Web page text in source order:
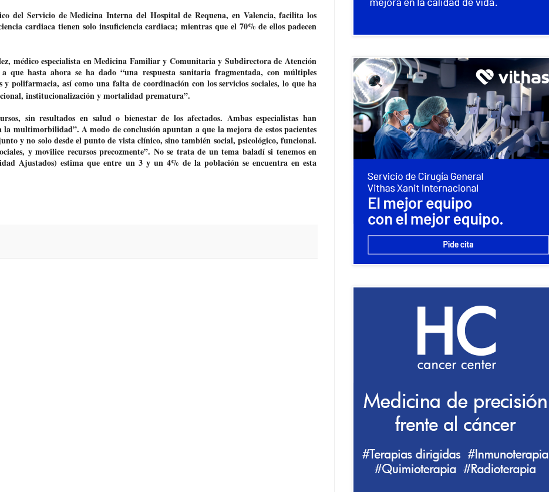
del Servicio de Medicina Interna del Hospital de Requena, en Valencia, facilita los
cardiaca tienen solo insuficiencia cardiaca; mientras que el 70% de ellos padecen
médico especialista en Medicina Familiar y Comunitaria y Subdirectora de Atención
hasta ahora se ha dado “una respuesta sanitaria fragmentada, con múltiples
y polifarmacia, así como una falta de coordinación con los servicios sociales, lo que ha
institucionalización y mortalidad prematura”.
sin resultados en salud o bienestar de los afectados. Ambas especialistas han
multimorbilidad”. A modo de conclusión apuntan a que la mejora de estos pacientes
y no solo desde el punto de vista clínico, sino también social, psicológico, funcional.
y movilice recursos precozmente”. No se trata de un tema baladí si tenemos en
Ajustados) estima que entre un 3 y un 4% de la población se encuentra en esta